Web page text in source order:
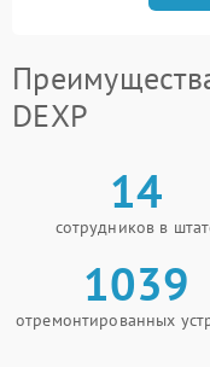
DEXP
14
сотрудников в
1039
отремонтированных